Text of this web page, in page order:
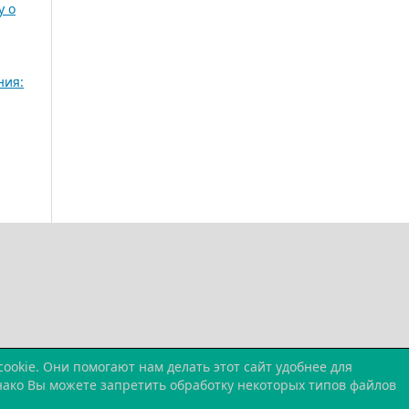
о
Они помогают нам делать этот сайт удобнее для
Вы можете запретить обработку некоторых типов файлов